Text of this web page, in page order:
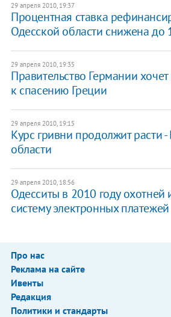
29 апреля 2010, 19:37
Процентная ставка
Одесской области снижена до
29 апреля 2010, 19:35
Правительство Германии
к спасению Греции
29 апреля 2010, 19:15
Курс гривни продолжит расти
области
29 апреля 2010, 18:56
Одесситы в 2010 году охотней
систему электронных платежей
Про нас
Реклама на сайте
Ивенты
Редакция
Политики и стандарты